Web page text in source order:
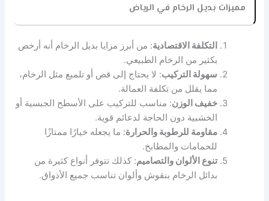
مميزات بديل الرخام في الرياض
التكلفة الاقتصادية: من أبرز مزايا بديل الرخام أنه أرخص
بكثير من الرخام الطبيعي.
سهولة التركيب: لا يحتاج إلى قص أو تلميع مثل الرخام،
مما يقلل من تكلفة العمالة.
خفيف الوزن: مناسب للتركيب على الأسطح الجبسية أو
الخشبية دون الحاجة لدعائم قوية.
مقاومة للرطوبة والحرارة: ما يجعله خيارًا ممتازًا
للحمامات والمطابخ.
تنوع الألوان والتصاميم: كذلك تتوفر أنواع كثيرة من
بدائل الرخام بنقوش وألوان تناسب جميع الأذواق.